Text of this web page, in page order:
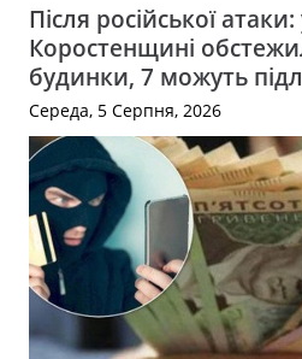
Після російської атаки:
Коростенщині
будинки, 7 можуть
Середа, 5 Серпня, 2026